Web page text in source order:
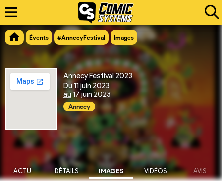
Évents #AnnecyFestival Images
Annecy Festival 2023
Du11 juin 2023
au17 juin 2023
Annecy
ACTU DÉTAILS IMAGES VIDÉOS AVIS